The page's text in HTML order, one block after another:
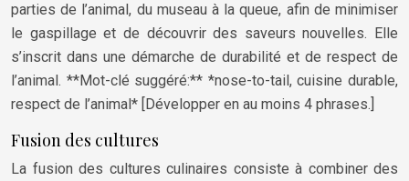
parties de l’animal, du museau à la queue, afin de minimiser
le gaspillage et de découvrir des saveurs nouvelles. Elle
s’inscrit dans une démarche de durabilité et de respect de
l’animal. **Mot-clé suggéré:** *nose-to-tail, cuisine durable,
respect de l’animal* [Développer en au moins 4 phrases.]
Fusion des cultures
La fusion des cultures culinaires consiste à combiner des